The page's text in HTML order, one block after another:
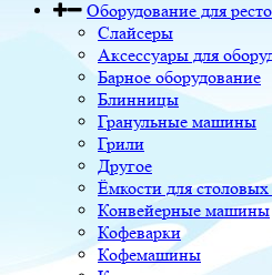
Оборудование для
Слайсеры
Аксессуары для
Барное оборудование
Блинницы
Гранульные машины
Грили
Другое
Ёмкости для
Конвейерные машины
Кофеварки
Кофемашины